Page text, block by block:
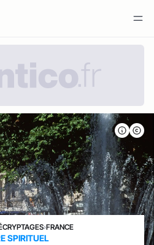
›FRANCE
SPIRITUEL